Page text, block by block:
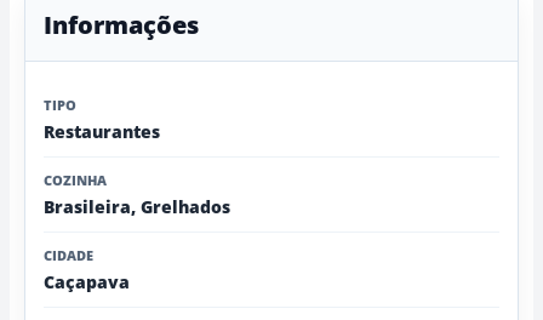
Informações
TIPO
Restaurantes
COZINHA
Brasileira, Grelhados
CIDADE
Caçapava